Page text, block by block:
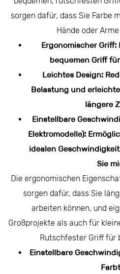
sorgen dafür, dass Sie Farbe
Hände oder
Ergonomischer
bequemen Griff
Leichtes Design:
Belastung und
längere
Einstellbare
Elektromodelle):
idealen
Sie
Die ergonomischen
sorgen dafür, dass Sie
arbeiten können, und
Großprojekte als auch für
Rutschfester Griff für
Einstellbare